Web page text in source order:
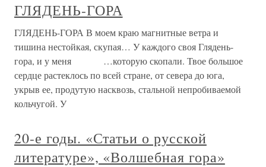
ГЛЯДЕНЬ-ГОРА
ГЛЯДЕНЬ-ГОРА В моем краю магнитные ветра и
тишина нестойкая, скупая… У каждого своя Глядень-
гора, и у меня …которую скопали. Твое большое
сердце растеклось по всей стране, от севера до юга,
укрыв ее, продутую насквозь, стальной непробиваемой
кольчугой. У
20-е годы. «Статьи о русской
литературе», «Волшебная гора»